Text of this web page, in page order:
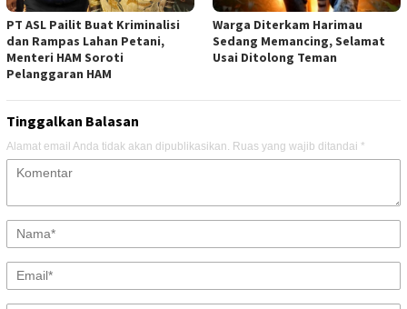
PT ASL Pailit Buat Kriminalisi
dan Rampas Lahan Petani,
Menteri HAM Soroti
Pelanggaran HAM
Warga Diterkam Harimau
Sedang Memancing, Selamat
Usai Ditolong Teman
Tinggalkan Balasan
Alamat email Anda tidak akan dipublikasikan. Ruas yang wajib ditandai *